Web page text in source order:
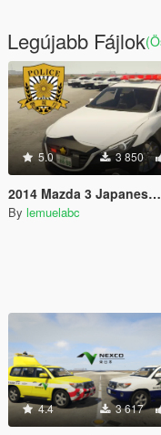
Legújabb Fájlok
5.0 3 850
2014 Mazda 3 Japanese police patrol car 警視庁式樣 [ Replace | ELS ]
By lemuelabc
4.4 3 617